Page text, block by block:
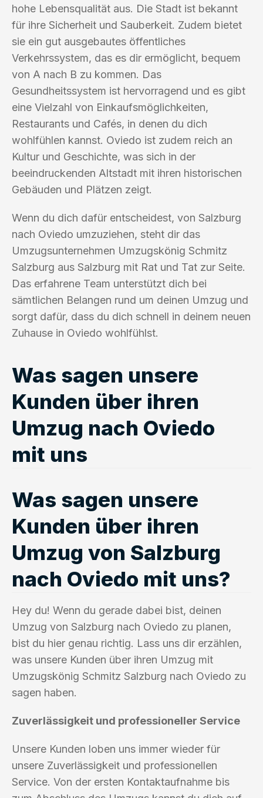
hohe Lebensqualität aus. Die Stadt ist bekannt
für ihre Sicherheit und Sauberkeit. Zudem bietet
sie ein gut ausgebautes öffentliches
Verkehrssystem, das es dir ermöglicht, bequem
von A nach B zu kommen. Das
Gesundheitssystem ist hervorragend und es gibt
eine Vielzahl von Einkaufsmöglichkeiten,
Restaurants und Cafés, in denen du dich
wohlfühlen kannst. Oviedo ist zudem reich an
Kultur und Geschichte, was sich in der
beeindruckenden Altstadt mit ihren historischen
Gebäuden und Plätzen zeigt.
Wenn du dich dafür entscheidest, von Salzburg
nach Oviedo umzuziehen, steht dir das
Umzugsunternehmen Umzugskönig Schmitz
Salzburg aus Salzburg mit Rat und Tat zur Seite.
Das erfahrene Team unterstützt dich bei
sämtlichen Belangen rund um deinen Umzug und
sorgt dafür, dass du dich schnell in deinem neuen
Zuhause in Oviedo wohlfühlst.
Was sagen unsere
Kunden über ihren
Umzug nach Oviedo
mit uns
Was sagen unsere
Kunden über ihren
Umzug von Salzburg
nach Oviedo mit uns?
Hey du! Wenn du gerade dabei bist, deinen
Umzug von Salzburg nach Oviedo zu planen,
bist du hier genau richtig. Lass uns dir erzählen,
was unsere Kunden über ihren Umzug mit
Umzugskönig Schmitz Salzburg nach Oviedo zu
sagen haben.
Zuverlässigkeit und professioneller Service
Unsere Kunden loben uns immer wieder für
unsere Zuverlässigkeit und professionellen
Service. Von der ersten Kontaktaufnahme bis